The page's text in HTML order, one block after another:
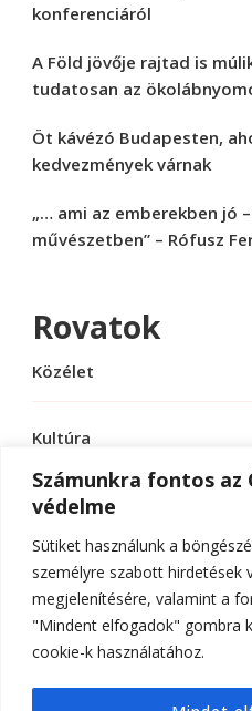
Számunkra fontos az
védelme
Sütiket használunk a
személyre szabott hirdetések
megjelenítésére, valamint a
"Mindent elfogadok" gombra
cookie-k használatához.
konferenciáról
A Föld jövője rajtad is
tudatosan az
Öt kávézó Budapesten,
kedvezmények várnak
„… ami az emberekben jó
művészetben” – Rófusz
Rovatok
Közélet
Kultúra
Sport
Tudomány
© Szerzői jog 2026